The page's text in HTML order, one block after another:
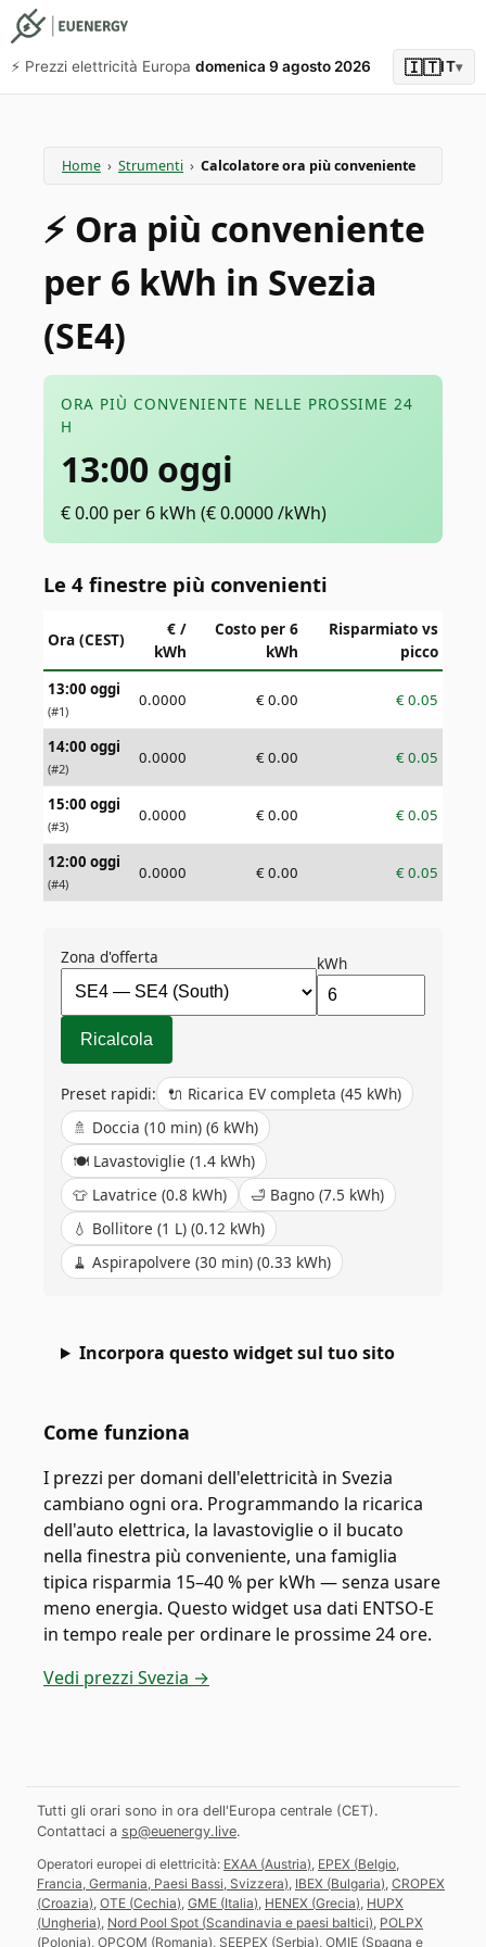
⚡️ Prezzi elettricità Europa domenica 9 agosto 2026 🇮🇹IT▾
Home › Strumenti › Calcolatore ora più conveniente
⚡️ Ora più conveniente
per 6 kWh in Svezia
(SE4)
ORA PIÙ CONVENIENTE NELLE PROSSIME 24
H
13:00 oggi
€0.00 per 6 kWh (€0.0000/kWh)
Le 4 finestre più convenienti
Ora (CEST)
€ /
kWh
Costo per 6
kWh
Risparmiato vs
picco
13:00 oggi
(#1)
0.0000 €0.00 €0.05
14:00 oggi
(#2)
0.0000 € 0.00 €0.05
15:00 oggi
(#3)
0.0000 €0.00 €0.05
12:00 oggi
(#4)
0.0000 € 0.00 €0.05
Zona d'offerta kWh
Ricalcola
Preset rapidi: 🔌 Ricarica EV completa (45 kWh)
🚿 Doccia (10 min) (6 kWh)
🍽️ Lavastoviglie (1.4 kWh)
👕 Lavatrice (0.8 kWh) 🛁 Bagno (7.5 kWh)
💧 Bollitore (1 L) (0.12 kWh)
🧹 Aspirapolvere (30 min) (0.33 kWh)
Incorpora questo widget sul tuo sito
Come funziona
I prezzi per domani dell'elettricità in Svezia
cambiano ogni ora. Programmando la ricarica
dell'auto elettrica, la lavastoviglie o il bucato
nella finestra più conveniente, una famiglia
tipica risparmia 15–40 % per kWh — senza usare
meno energia. Questo widget usa dati ENTSO-E
in tempo reale per ordinare le prossime 24 ore.
Vedi prezzi Svezia →
Tutti gli orari sono in ora dell'Europa centrale (CET).
Contattaci a sp@euenergy.live.
Operatori europei di elettricità: EXAA (Austria), EPEX (Belgio,
Francia, Germania, Paesi Bassi, Svizzera), IBEX (Bulgaria), CROPEX
(Croazia), OTE (Cechia), GME (Italia), HENEX (Grecia), HUPX
(Ungheria), Nord Pool Spot (Scandinavia e paesi baltici), POLPX
(Polonia), OPCOM (Romania), SEEPEX (Serbia), OMIE (Spagna e